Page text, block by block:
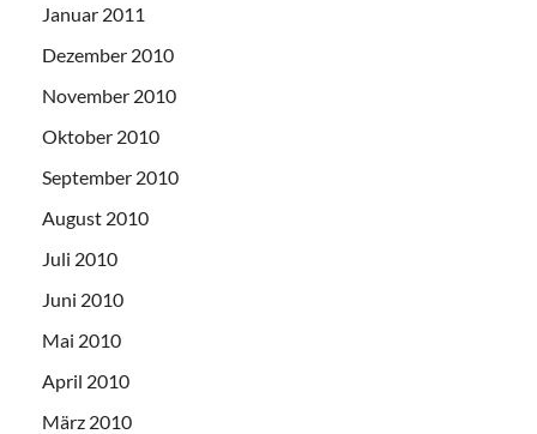
Januar 2011
Dezember 2010
November 2010
Oktober 2010
September 2010
August 2010
Juli 2010
Juni 2010
Mai 2010
April 2010
März 2010